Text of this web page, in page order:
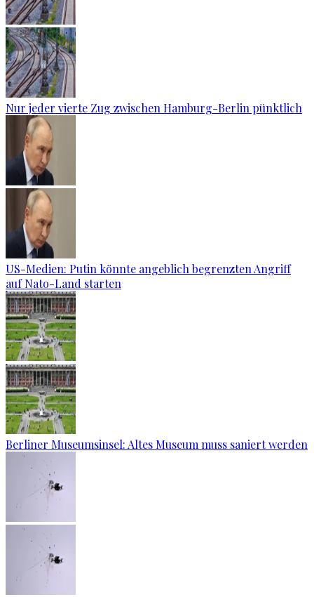
Nur jeder vierte Zug zwischen Hamburg-Berlin pünktlich
US-Medien: Putin könnte angeblich begrenzten Angriff
auf Nato-Land starten
Berliner Museumsinsel: Altes Museum muss saniert werden